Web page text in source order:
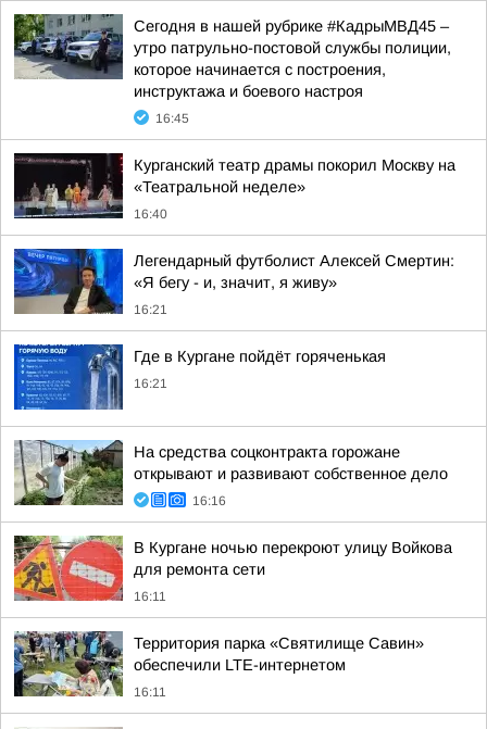
Сегодня в нашей рубрике #КадрыМВД45 –
утро патрульно-постовой службы полиции,
которое начинается с построения,
инструктажа и боевого настроя
16:45
Курганский театр драмы покорил Москву на
«Театральной неделе»
16:40
Легендарный футболист Алексей Смертин:
«Я бегу - и, значит, я живу»
16:21
Где в Кургане пойдёт горяченькая
16:21
На средства соцконтракта горожане
открывают и развивают собственное дело
16:16
В Кургане ночью перекроют улицу Войкова
для ремонта сети
16:11
Территория парка «Святилище Савин»
обеспечили LTE-интернетом
16:11